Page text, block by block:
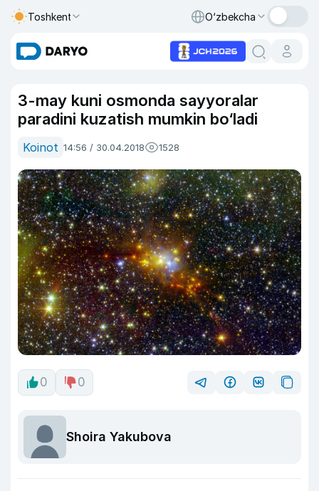
Toshkent O‘zbekcha
3-may kuni osmonda sayyoralar
paradini kuzatish mumkin bo‘ladi
Koinot 14:56 / 30.04.2018 1528
0 0
Shoira Yakubova